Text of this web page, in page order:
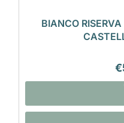
BIANCO
€